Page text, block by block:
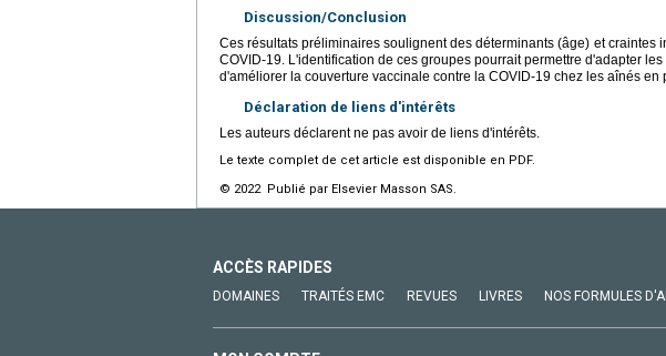
Discussion/Conclusion
Ces résultats préliminaires soulignent des déterminants (âge) et craintes
COVID-19. L'identification de ces groupes pourrait permettre d'adapter
d'améliorer la couverture vaccinale contre la COVID-19 chez les aînés en
Déclaration de liens d'intérêts
Les auteurs déclarent ne pas avoir de liens d'intérêts.
Le texte complet de cet article est disponible en PDF.
© 2022 Publié par Elsevier Masson SAS.
ACCÈS RAPIDES
DOMAINES TRAITÉS EMC REVUES LIVRES NOS FORMULES